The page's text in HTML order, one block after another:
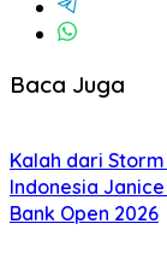
Baca Juga
Kalah dari
Indonesia
Bank Open 2026